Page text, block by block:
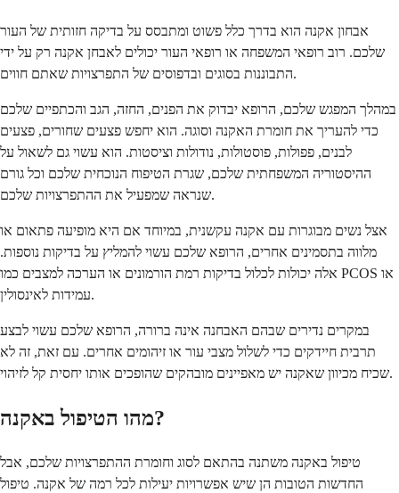
אבחון אקנה הוא בדרך כלל פשוט ומתבסס על בדיקה חזותית של העור
שלכם. רוב רופאי המשפחה או רופאי העור יכולים לאבחן אקנה רק על ידי
התבוננות בסוגים ובדפוסים של התפרצויות שאתם חווים.
במהלך המפגש שלכם, הרופא יבדוק את הפנים, החזה, הגב והכתפיים שלכם
כדי להעריך את חומרת האקנה וסוגה. הוא יחפש פצעים שחורים, פצעים
לבנים, פפולות, פוסטולות, נודולות וציסטות. הוא עשוי גם לשאול על
ההיסטוריה המשפחתית שלכם, שגרת הטיפוח הנוכחית שלכם וכל גורם
שנראה שמפעיל את ההתפרצויות שלכם.
אצל נשים מבוגרות עם אקנה עקשנית, במיוחד אם היא מופיעה פתאום או
מלווה בתסמינים אחרים, הרופא שלכם עשוי להמליץ על בדיקות נוספות.
אלה יכולות לכלול בדיקות רמת הורמונים או הערכה למצבים כמו PCOS או
עמידות לאינסולין.
במקרים נדירים שבהם האבחנה אינה ברורה, הרופא שלכם עשוי לבצע
תרבית חיידקים כדי לשלול מצבי עור או זיהומים אחרים. עם זאת, זה לא
שכיח מכיוון שאקנה יש מאפיינים מובהקים שהופכים אותו יחסית קל לזיהוי.
מהו הטיפול באקנה?
טיפול באקנה משתנה בהתאם לסוג וחומרת ההתפרצויות שלכם, אבל
החדשות הטובות הן שיש אפשרויות יעילות לכל רמה של אקנה. טיפול